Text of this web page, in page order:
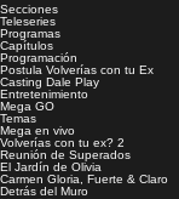
Secciones
Teleseries
Programas
Capítulos
Programación
Postula Volverías con tu Ex
Casting Dale Play
Entretenimiento
Mega GO
Temas
Mega en vivo
Volverías con tu ex? 2
Reunión de Superados
El Jardín de Olivia
Carmen Gloria, Fuerte & Claro
Detrás del Muro